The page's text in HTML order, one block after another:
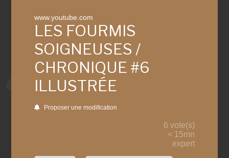
www.youtube.com
LES FOURMIS
SOIGNEUSES /
CHRONIQUE #6
ILLUSTRÉE
Proposer une modification
6 vote(s)
< 15mn
expert